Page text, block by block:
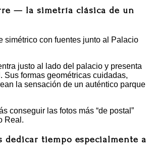
— la simetría clásica de un
justo al lado del palacio y presenta
Sus formas geométricas cuidadas,
la sensación de un auténtico parque
conseguir las fotos más “de postal”
Real.
dedicar tiempo especialmente a